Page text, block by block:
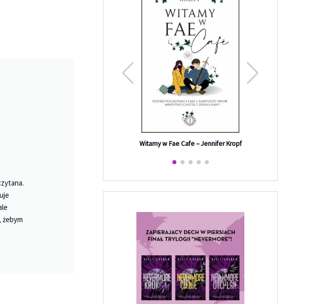
żebym
Witamy w Fae Cafe – Jennifer Kropf